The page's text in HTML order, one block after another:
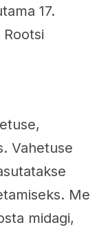
17.
Vahetuse
Me
midagi,